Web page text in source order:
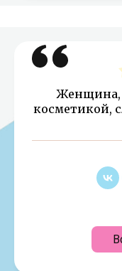
Женщина,
косметикой,